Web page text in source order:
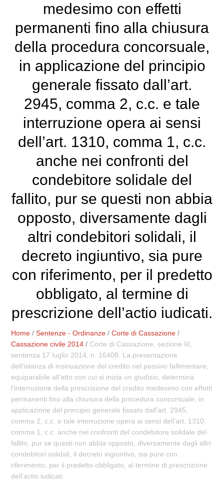
medesimo con effetti
permanenti fino alla chiusura
della procedura concorsuale,
in applicazione del principio
generale fissato dall’art.
2945, comma 2, c.c. e tale
interruzione opera ai sensi
dell’art. 1310, comma 1, c.c.
anche nei confronti del
condebitore solidale del
fallito, pur se questi non abbia
opposto, diversamente dagli
altri condebitori solidali, il
decreto ingiuntivo, sia pure
con riferimento, per il predetto
obbligato, al termine di
prescrizione dell’actio iudicati.
Home /Sentenze - Ordinanze /Corte di Cassazione /
Cassazione civile 2014 / Corte di Cassazione, sezione III,
sentenza 17 luglio 2014, n. 16408. La presentazione
dell’istanza di insinuazione del credito nel passivo fallimentare,
equiparabile all’atto con cui si inizia un giudizio, determina
l’interruzione della prescrizione del credito medesimo con effetti
permanenti fino alla chiusura della procedura concorsuale, in
applicazione del principio generale fissato dall’art. 2945,
comma 2, c.c. e tale interruzione opera ai sensi dell’art. 1310,
comma 1, c.c. anche nei confronti del condebitore solidale del
fallito, pur se questi non abbia opposto, diversamente dagli altri
condebitori solidali, il decreto ingiuntivo, sia pure con
riferimento, per il predetto obbligato, al termine di prescrizione
dell’actio iudicati.